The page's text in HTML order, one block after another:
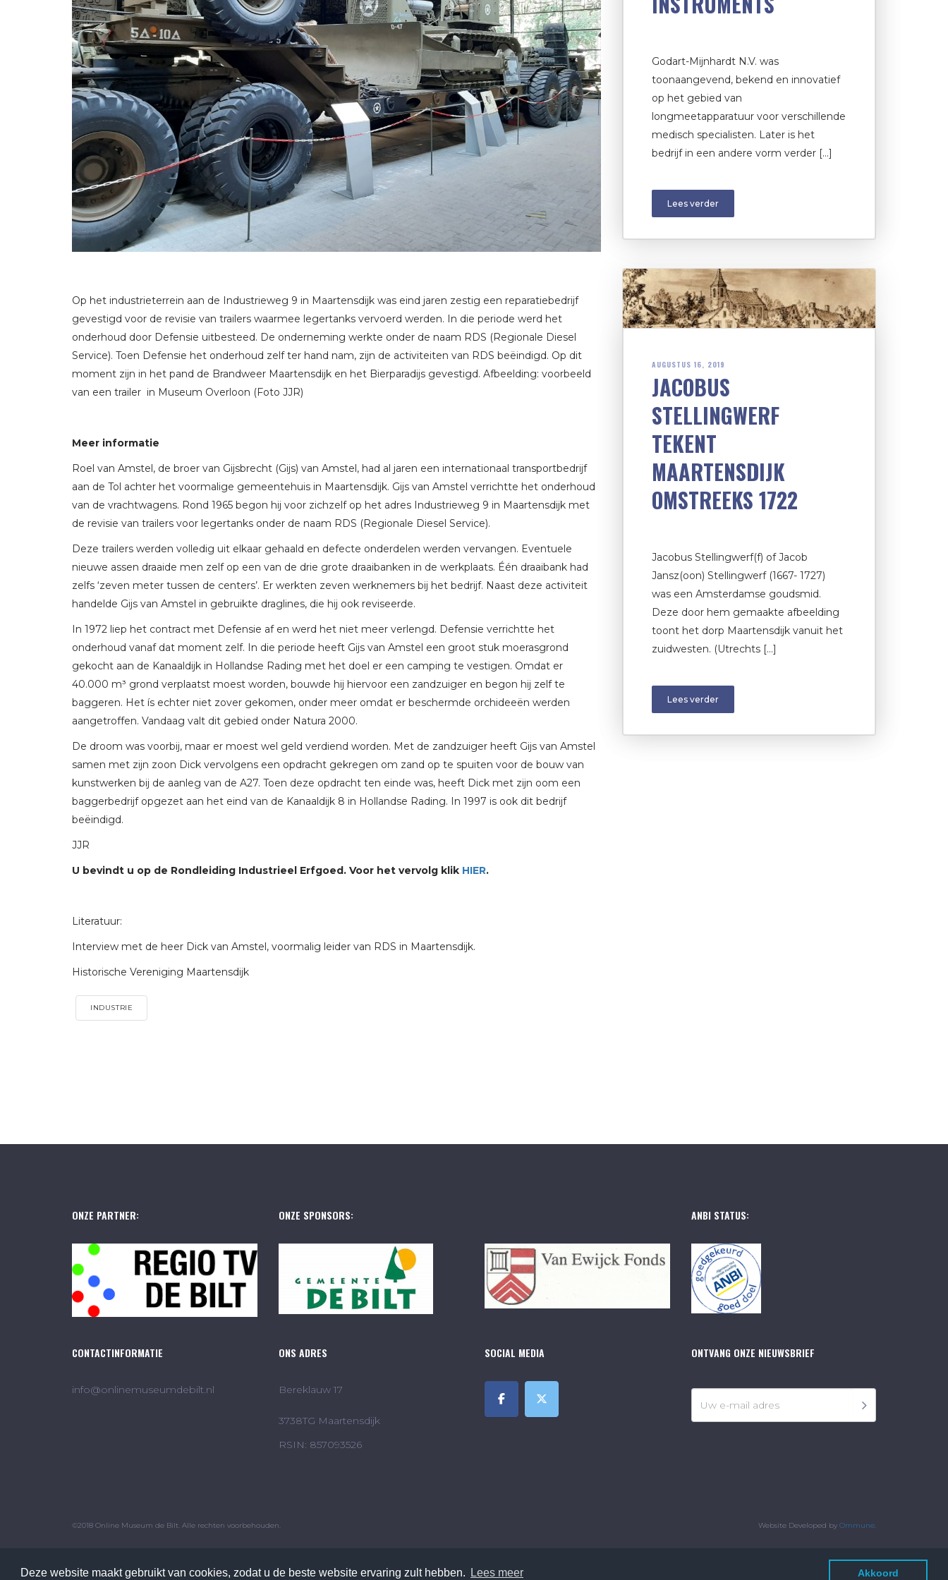
Deze website maakt gebruikt van cookies, zodat u de beste website ervaring zult hebben. Lees meer Akkoord
Op het industrieterrein aan de Industrieweg 9 in Maartensdijk was eind jaren zestig een reparatiebedrijf
gevestigd voor de revisie van trailers waarmee legertanks vervoerd werden. In die periode werd het
onderhoud door Defensie uitbesteed. De onderneming werkte onder de naam RDS (Regionale Diesel
Service). Toen Defensie het onderhoud zelf ter hand nam, zijn de activiteiten van RDS beëindigd. Op dit
moment zijn in het pand de Brandweer Maartensdijk en het Bierparadijs gevestigd. Afbeelding: voorbeeld
van een trailer in Museum Overloon (Foto JJR)
Meer informatie
Roel van Amstel, de broer van Gijsbrecht (Gijs) van Amstel, had al jaren een internationaal transportbedrijf
aan de Tol achter het voormalige gemeentehuis in Maartensdijk. Gijs van Amstel verrichtte het onderhoud
van de vrachtwagens. Rond 1965 begon hij voor zichzelf op het adres Industrieweg 9 in Maartensdijk met
de revisie van trailers voor legertanks onder de naam RDS (Regionale Diesel Service).
Deze trailers werden volledig uit elkaar gehaald en defecte onderdelen werden vervangen. Eventuele
nieuwe assen draaide men zelf op een van de drie grote draaibanken in de werkplaats. Één draaibank had
zelfs ‘zeven meter tussen de centers’. Er werkten zeven werknemers bij het bedrijf. Naast deze activiteit
handelde Gijs van Amstel in gebruikte draglines, die hij ook reviseerde.
In 1972 liep het contract met Defensie af en werd het niet meer verlengd. Defensie verrichtte het
onderhoud vanaf dat moment zelf. In die periode heeft Gijs van Amstel een groot stuk moerasgrond
gekocht aan de Kanaaldijk in Hollandse Rading met het doel er een camping te vestigen. Omdat er
40.000 m³ grond verplaatst moest worden, bouwde hij hiervoor een zandzuiger en begon hij zelf te
baggeren. Het ís echter niet zover gekomen, onder meer omdat er beschermde orchideeën werden
aangetroffen. Vandaag valt dit gebied onder Natura 2000.
De droom was voorbij, maar er moest wel geld verdiend worden. Met de zandzuiger heeft Gijs van Amstel
samen met zijn zoon Dick vervolgens een opdracht gekregen om zand op te spuiten voor de bouw van
kunstwerken bij de aanleg van de A27. Toen deze opdracht ten einde was, heeft Dick met zijn oom een
baggerbedrijf opgezet aan het eind van de Kanaaldijk 8 in Hollandse Rading. In 1997 is ook dit bedrijf
beëindigd.
JJR
U bevindt u op de Rondleiding Industrieel Erfgoed. Voor het vervolg klik HIER.
Literatuur:
Interview met de heer Dick van Amstel, voormalig leider van RDS in Maartensdijk.
Historische Vereniging Maartensdijk
INDUSTRIE
Godart-Mijnhardt N.V. was
toonaangevend, bekend en innovatief
op het gebied van
longmeetapparatuur voor verschillende
medisch specialisten. Later is het
bedrijf in een andere vorm verder […]
Lees verder
AUGUSTUS 16, 2019
JACOBUS
STELLINGWERF
TEKENT
MAARTENSDIJK
OMSTREEKS 1722
Jacobus Stellingwerf(f) of Jacob
Jansz(oon) Stellingwerf (1667- 1727)
was een Amsterdamse goudsmid.
Deze door hem gemaakte afbeelding
toont het dorp Maartensdijk vanuit het
zuidwesten. (Utrechts […]
Lees verder
ONZE PARTNER: ONZE SPONSORS: ANBI STATUS:
CONTACTINFORMATIE
info@onlinemuseumdebilt.nl
ONS ADRES
Bereklauw 17
3738TG Maartensdijk
RSIN: 857093526
SOCIAL MEDIA ONTVANG ONZE NIEUWSBRIEF
©2018 Online Museum de Bilt. Alle rechten voorbehouden. Website Developed by Ommune